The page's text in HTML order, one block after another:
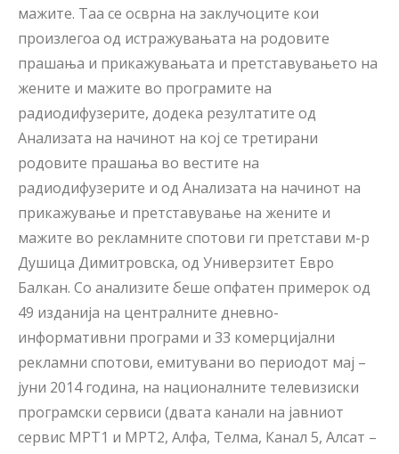
мажите. Таа се осврна на заклучоците кои
произлегоа од истражувањата на родовите
прашања и прикажувањата и претставувањето на
жените и мажите во програмите на
радиодифузерите, додека резултатите од
Анализата на начинот на кој се третирани
родовите прашања во вестите на
радиодифузерите и од Анализата на начинот на
прикажување и претставување на жените и
мажите во рекламните спотови ги претстави м-р
Душица Димитровска, од Универзитет Евро
Балкан. Со анализите беше опфатен примерок од
49 изданија на централните дневно-
информативни програми и 33 комерцијални
рекламни спотови, емитувани во периодот мај –
јуни 2014 година, на националните телевизиски
програмски сервиси (двата канали на јавниот
сервис МРТ1 и МРТ2, Алфа, Телма, Канал 5, Алсат –